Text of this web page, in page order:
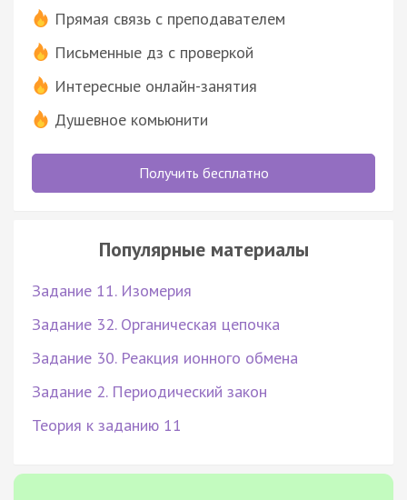
Прямая связь с преподавателем
Письменные дз с проверкой
Интересные онлайн-занятия
Душевное комьюнити
Получить бесплатно
Популярные материалы
Задание 11. Изомерия
Задание 32. Органическая цепочка
Задание 30. Реакция ионного обмена
Задание 2. Периодический закон
Теория к заданию 11